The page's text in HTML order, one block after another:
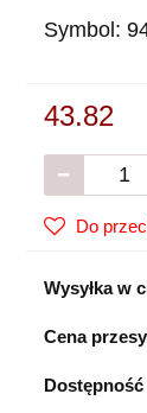
Symbol:
43.82
Do
Wysyłka w
Cena
Dostępność